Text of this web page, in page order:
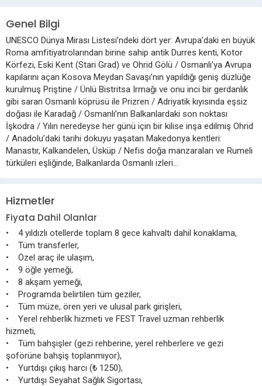
Genel Bilgi
UNESCO Dünya Mirası Listesi’ndeki dört yer: Avrupa’daki en büyük
Roma amfitiyatrolarından birine sahip antik Durres kenti, Kotor
Körfezi, Eski Kent (Stari Grad) ve Ohrid Gölü / Osmanlı’ya Avrupa
kapılarını açan Kosova Meydan Savaşı’nın yapıldığı geniş düzlüğe
kurulmuş Priştine / Ünlü Bistritsa Irmağı ve onu inci bir gerdanlık
gibi saran Osmanlı köprüsü ile Prizren / Adriyatik kıyısında eşsiz
doğası ile Karadağ / Osmanlı’nın Balkanlardaki son noktası
İşkodra / Yılın neredeyse her günü için bir kilise inşa edilmiş Ohrid
/ Anadolu’daki tarihi dokuyu yaşatan Makedonya kentleri:
Manastır, Kalkandelen, Üsküp / Nefis doğa manzaraları ve Rumeli
türküleri eşliğinde, Balkanlarda Osmanlı izleri…
Hizmetler
Fiyata Dahil Olanlar
• 4 yıldızlı otellerde toplam 8 gece kahvaltı dahil konaklama,
• Tüm transferler,
• Özel araç ile ulaşım,
• 9 öğle yemeği,
• 8 akşam yemeği,
• Programda belirtilen tüm geziler,
• Tüm müze, ören yeri ve ulusal park girişleri,
• Yerel rehberlik hizmeti ve FEST Travel uzman rehberlik
hizmeti,
• Tüm bahşişler (gezi rehberine, yerel rehberlere ve gezi
şoförüne bahşiş toplanmıyor),
• Yurtdışı çıkış harcı (₺ 1250),
• Yurtdışı Seyahat Sağlık Sigortası,